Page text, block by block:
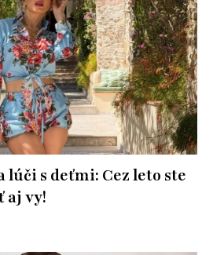
lúči s deťmi: Cez leto ste
aj vy!